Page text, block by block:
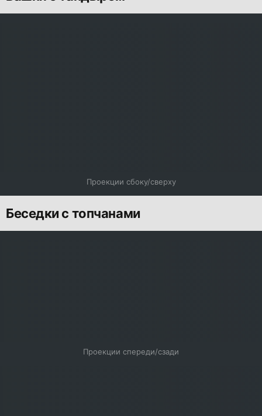
Проекции сбоку/сверху
Беседки с топчанами
Проекции спереди/сзади